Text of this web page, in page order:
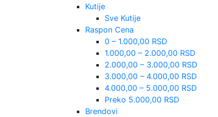
Kutije
Sve Kutije
Raspon Cena
0 – 1.000,00 RSD
1.000,00 – 2.000,00 RSD
2.000,00 – 3.000,00 RSD
3.000,00 – 4.000,00 RSD
4.000,00 – 5.000,00 RSD
Preko 5.000,00 RSD
Brendovi